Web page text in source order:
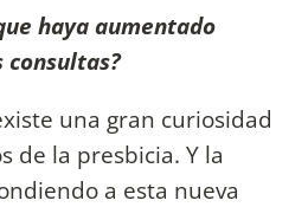
haya aumentado
una gran curiosidad
de la presbicia. Y la
a esta nueva